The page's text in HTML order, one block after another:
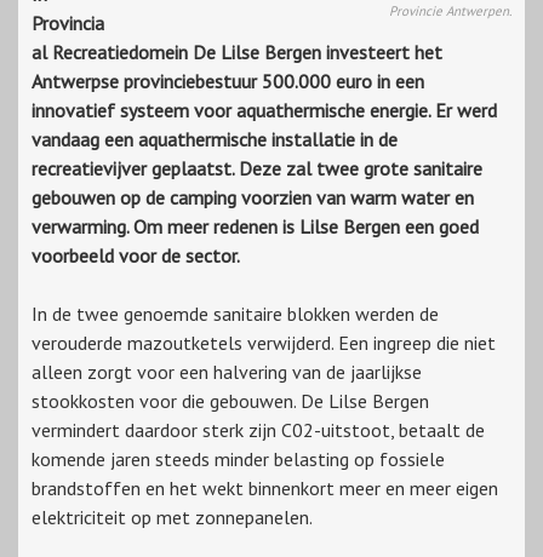
Provincie Antwerpen.
Provincia
al Recreatiedomein De Lilse Bergen investeert het
Antwerpse provinciebestuur 500.000 euro in een
innovatief systeem voor aquathermische energie. Er werd
vandaag een aquathermische installatie in de
recreatievijver geplaatst. Deze zal twee grote sanitaire
gebouwen op de camping voorzien van warm water en
verwarming. Om meer redenen is Lilse Bergen een goed
voorbeeld voor de sector.
In de twee genoemde sanitaire blokken werden de
verouderde mazoutketels verwijderd. Een ingreep die niet
alleen zorgt voor een halvering van de jaarlijkse
stookkosten voor die gebouwen. De Lilse Bergen
vermindert daardoor sterk zijn C02-uitstoot, betaalt de
komende jaren steeds minder belasting op fossiele
brandstoffen en het wekt binnenkort meer en meer eigen
elektriciteit op met zonnepanelen.